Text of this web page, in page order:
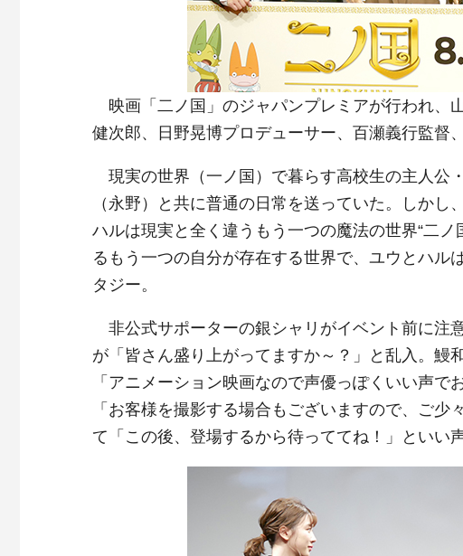
映画「二ノ国」のジャパンプレミアが行われ、
健次郎、日野晃博プロデューサー、百瀬義行監督
現実の世界（一ノ国）で暮らす高校生の主人公
（永野）と共に普通の日常を送っていた。しか
ハルは現実と全く違うもう一つの魔法の世界“二
るもう一つの自分が存在する世界で、ユウとハル
タジー。
非公式サポーターの銀シャリがイベント前に注
が「皆さん盛り上がってますか～？」と乱入。鰻
「アニメーション映画なので声優っぽくいい声
「お客様を撮影する場合もございますので、ご
て「この後、登場するから待っててね！」といい